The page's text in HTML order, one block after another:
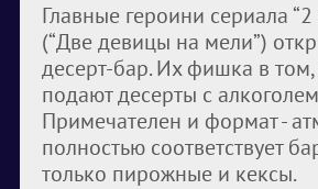
Главные героини сериала
(“Две девицы на мели”)
десерт-бар. Их фишка в
подают десерты с
Примечателен и формат -
полностью соответствует
только пирожные и кексы.